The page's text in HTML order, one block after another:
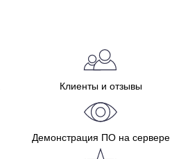
Клиенты и отзывы
Демонстрация ПО на сервере